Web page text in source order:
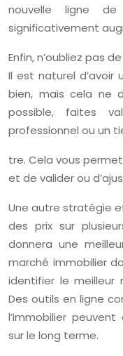
nouvelle ligne
significativement
Enfin, n’oubliez pas
Il est naturel
bien, mais cela ne
possible, faites
professionnel ou un
tre. Cela vous
et de valider ou
Une autre stratégie
des prix sur
donnera une
marché immobilier
identifier le meilleur
Des outils en ligne
l’immobilier
sur le long terme.